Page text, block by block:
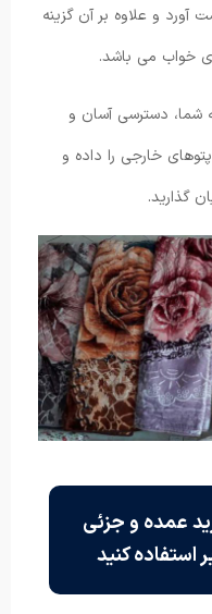
آورد و علاوه بر آن گزینه
خواب می باشد.
شما، دسترسی آسان و
خارجی را داده و
گذارید.
عمده و جزئی
کنید